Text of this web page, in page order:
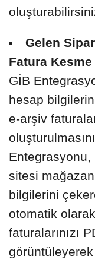
Gelen
Fatura Kesme
GİB
hesap
e-arşiv
sitesi
bilgilerini
otomatik
faturalarınızı
görüntüleyerek